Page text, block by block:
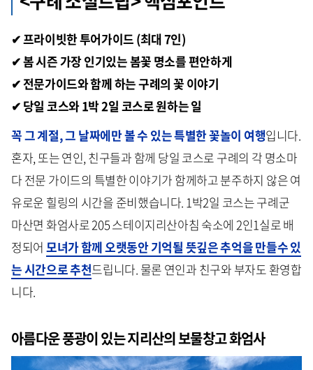
✔ 프라이빗한 투어가이드 (최대 7인)
✔ 봄 시즌 가장 인기있는 봄꽃 명소를 편안하게
✔ 전문가이드와 함께 하는 구례의 꽃 이야기
✔ 당일 코스와 1박 2일 코스로 원하는 일
꼭 그 계절, 그 날짜에만 볼 수 있는 특별한 꽃놀이 여행입니다.
혼자, 또는 연인, 친구들과 함께 당일 코스로 구례의 각 명소마
다 전문 가이드의 특별한 이야기가 함께하고 분주하지 않은 여
유로운 힐링의 시간을 준비했습니다. 1박2일 코스는 구례군
마산면 화엄사로 205 스테이지리산아침 숙소에 2인1실로 배
정되어 모녀가 함께 오랫동안 기억될 뜻깊은 추억을 만들수 있
는 시간으로 추천드립니다. 물론 연인과 친구와 부자도 환영합
니다.
아름다운 풍광이 있는 지리산의 보물창고 화엄사